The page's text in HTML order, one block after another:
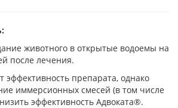
животного в открытые водоемы на
после лечения.
эффективность препарата, однако
иммерсионных смесей (в том числе
эффективность Адвоката®.